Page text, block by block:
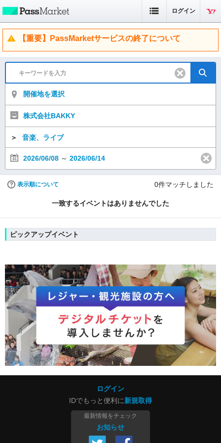
ログイン
【重要】PassMarketサービスの終了について
開催地を選択
株式会社BAKKY
＞ 音楽、ライブ
2026/06/08 ～ 2026/06/14
表示順について 0件マッチしました
一致するイベントはありませんでした
ピックアップイベント
ログイン
IDでもっと便利に新規取得
最新情報をチェック
お知らせ